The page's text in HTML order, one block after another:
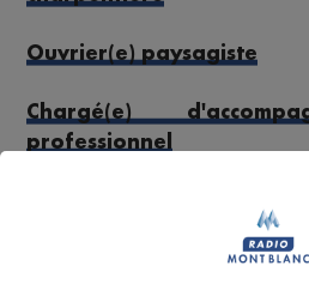
Ouvrier(e) paysagiste
Chargé(e)
professionnel
Agent(e) entretien